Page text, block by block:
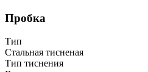
Пробка
Тип
Стальная тисненая
Тип тиснения